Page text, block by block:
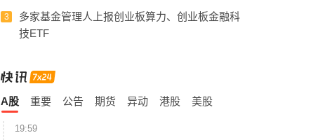
3
多家基金管理人上报创业板算力、创业板金融科
技ETF
A股 重要 公告 期货 异动 港股 美股
19:59